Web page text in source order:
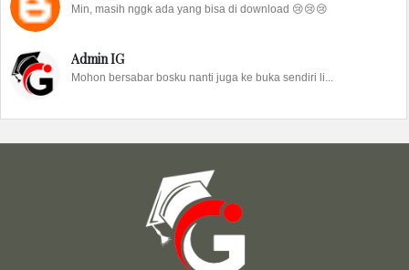
Min, masih nggk ada yang bisa di download 😢😢😢
Admin IG
Mohon bersabar bosku nanti juga ke buka sendiri li...